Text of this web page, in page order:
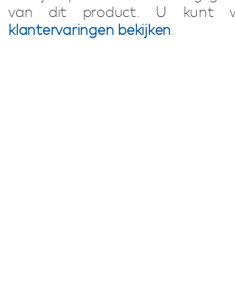
van dit product. U kunt
klantervaringen bekijken.